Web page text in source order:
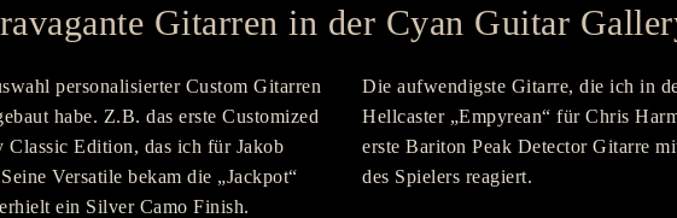
Gitarren in der Cyan Guitar
personalisierter Custom Gitarren
habe. Z.B. das erste Customized
Classic Edition, das ich für Jakob
Versatile bekam die „Jackpot“
ein Silver Camo Finish.
Die aufwendigste Gitarre, die ich in
Hellcaster „Empyrean“ für Chris
erste Bariton Peak Detector Gitarre
des Spielers reagiert.